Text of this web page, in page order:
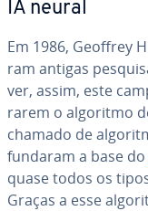
IA neural
Em 1986, Geoffrey
ram antigas
ver, assim, este
ra­rem o algoritmo
chamado de
fundaram a base do
quase todos os
Graças a esse